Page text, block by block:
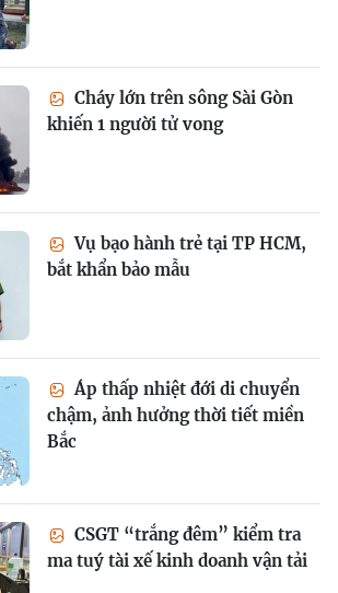
Cháy lớn trên sông Sài Gòn
khiến 1 người tử vong
Vụ bạo hành trẻ tại TP HCM,
bắt khẩn bảo mẫu
Áp thấp nhiệt đới di chuyển
chậm, ảnh hưởng thời tiết miền
Bắc
CSGT “trắng đêm” kiểm tra
ma tuý tài xế kinh doanh vận tải